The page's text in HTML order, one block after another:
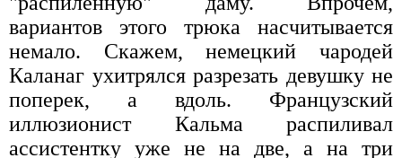
вариантов этого трюка насчитывается
немало. Скажем, немецкий чародей
Каланаг ухитрялся разрезать девушку не
поперек, а вдоль. Французский
иллюзионист Кальма распиливал
ассистентку уже не на две, а на три